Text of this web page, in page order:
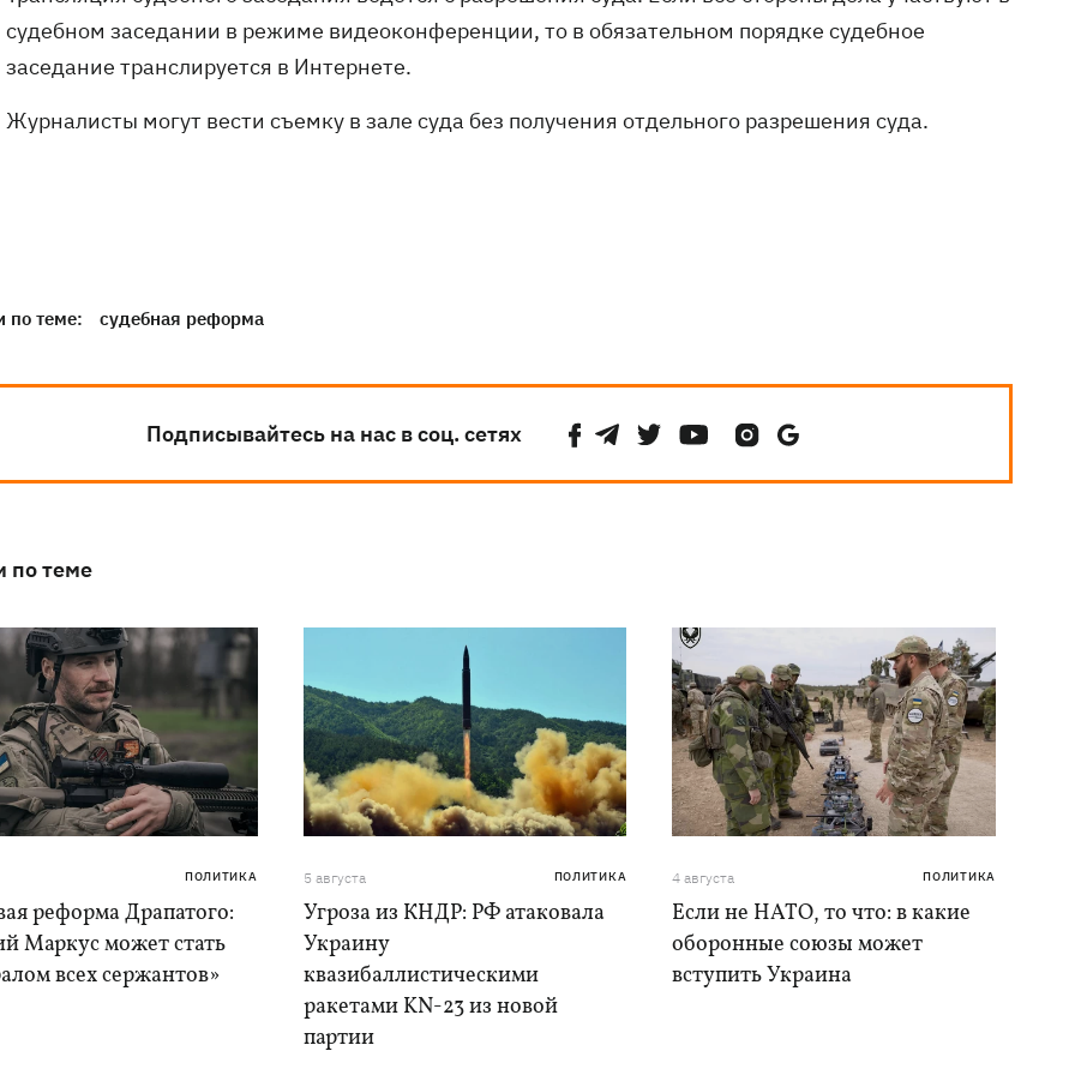
судебном заседании в режиме видеоконференции, то в обязательном порядке судебное
заседание транслируется в Интернете.
Журналисты могут вести съемку в зале суда без получения отдельного разрешения суда.
по теме: судебная реформа
Подписывайтесь на нас в соц. сетях
по теме
ПОЛИТИКА
реформа Драпатого:
Маркус может стать
всех сержантов»
5 августа ПОЛИТИКА
Угроза из КНДР: РФ атаковала
Украину
квазибаллистическими
ракетами KN-23 из новой
партии
4 августа ПОЛИТИКА
Если не НАТО, то что: в какие
оборонные союзы может
вступить Украина